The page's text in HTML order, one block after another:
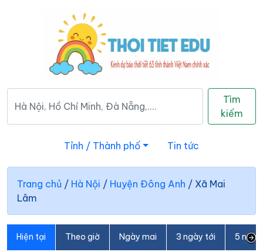
Tìm
kiếm
Tỉnh / Thành phố Tin tức
Trang chủ / Hà Nội / Huyện Đông Anh / Xã Mai
Lâm
Hiện tại Theo giờ Ngày mai 3 ngày tới 5